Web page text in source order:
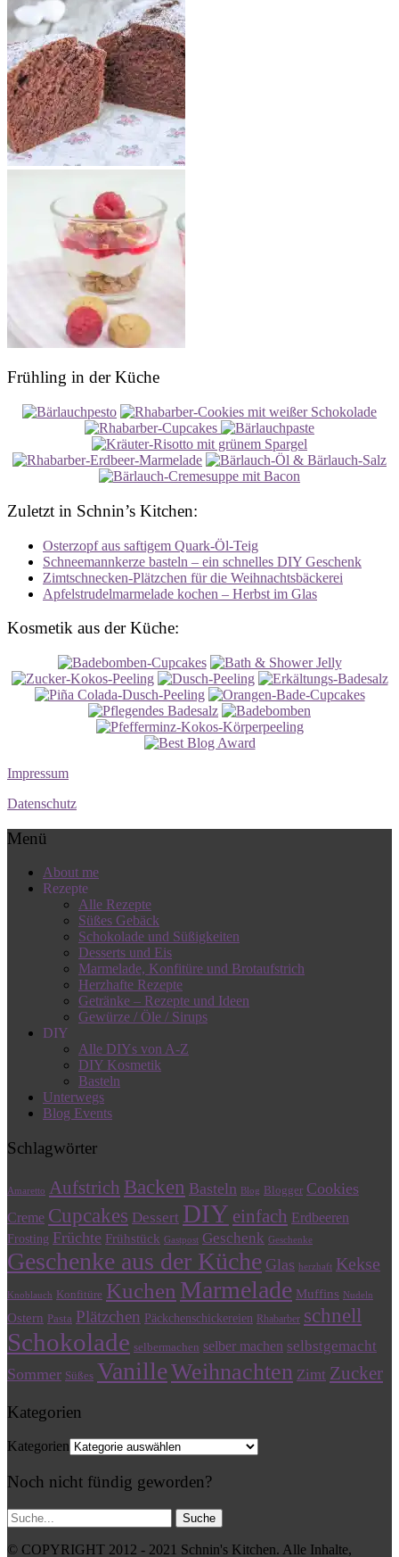
Frühling in der Küche
Zuletzt in Schnin’s Kitchen:
Osterzopf aus saftigem Quark-Öl-Teig
Schneemannkerze basteln – ein schnelles DIY Geschenk
Zimtschnecken-Plätzchen für die Weihnachtsbäckerei
Apfelstrudelmarmelade kochen – Herbst im Glas
Kosmetik aus der Küche:
Impressum
Datenschutz
Menü
About me
Rezepte
Alle Rezepte
Süßes Gebäck
Schokolade und Süßigkeiten
Desserts und Eis
Marmelade, Konfitüre und Brotaufstrich
Herzhafte Rezepte
Getränke – Rezepte und Ideen
Gewürze / Öle / Sirups
DIY
Alle DIYs von A-Z
DIY Kosmetik
Basteln
Unterwegs
Blog Events
Schlagwörter
Amaretto Aufstrich Backen Basteln Blog Blogger Cookies
Creme Cupcakes Dessert DIY einfach Erdbeeren
Frosting Früchte Frühstück Gastpost Geschenk Geschenke
Geschenke aus der Küche Glas herzhaft Kekse
Knoblauch Konfitüre Kuchen Marmelade Muffins Nudeln
Ostern Pasta Plätzchen Päckchenschickereien Rhabarber schnell
Schokolade selbermachen selber machen selbstgemacht
Sommer Süßes VanilleWeihnachten Zimt Zucker
Kategorien
Kategorien
Noch nicht fündig geworden?
© COPYRIGHT 2012 - 2021 Schnin's Kitchen. Alle Inhalte,